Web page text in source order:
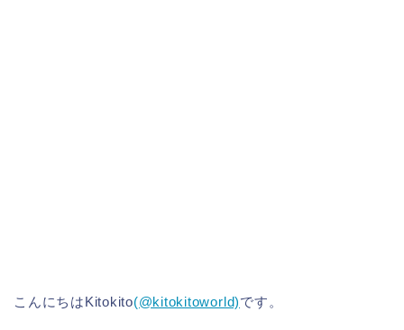
こんにちはKitokito(@kitokitoworld)です。